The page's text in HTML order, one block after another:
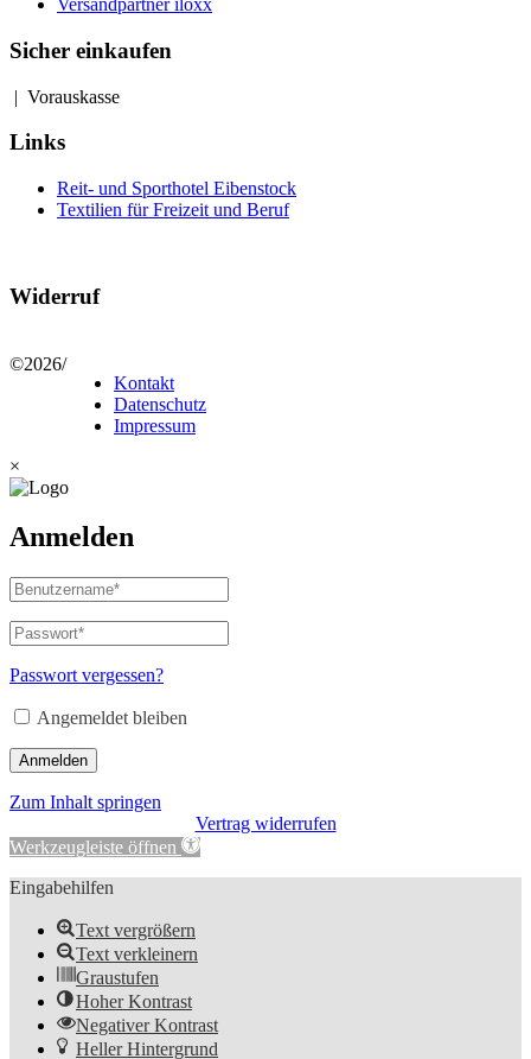
Versandpartner iloxx
Sicher einkaufen
| Vorauskasse
Links
Reit- und Sporthotel Eibenstock
Textilien für Freizeit und Beruf
Widerruf
©2026/
Kontakt
Datenschutz
Impressum
×
Anmelden
Passwort vergessen?
Angemeldet bleiben
Anmelden
Zum Inhalt springen
Vertrag widerrufen
Werkzeugleiste öffnen
Eingabehilfen
Text vergrößern
Text verkleinern
Graustufen
Hoher Kontrast
Negativer Kontrast
Heller Hintergrund